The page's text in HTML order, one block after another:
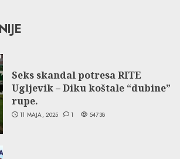
Seks skandal potresa RITE
Ugljevik – Diku koštale “dubine”
rupe.
11 MAJA, 2025 1 54738